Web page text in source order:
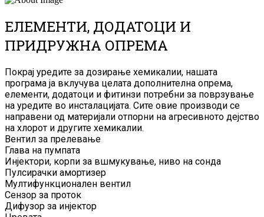
ЕЛЕМЕНТИ, ДОДАТОЦИ И
ПРИДРУЖНА ОПРЕМА
Покрај уредите за дозирање хемикалии, нашата
програма ја вклучува целата дополнителна опрема,
елементи, додатоци и фитинзи потребни за поврзување
на уредите во инсталацијата. Сите овие производи се
направени од материјали отпорни на агресивното дејство
на хлорот и другите хемикалии.
Вентил за прелевање
Глава на пумпата
Инјектори, корпи за вшмукување, ниво на сонда
Пулсирачки амортизер
Мултифункционален вентил
Сензор за проток
Дифузор за инјектор